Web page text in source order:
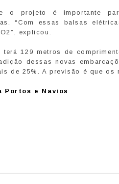
o projeto é importante
“Com essas balsas
explicou.
terá 129 metros de
dessas novas
de 25%. A previsão é que
Portos e Navios